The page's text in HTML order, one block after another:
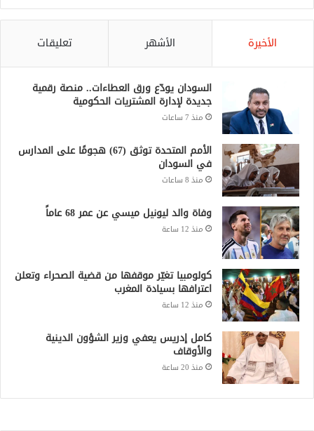
الأخيرة الأشهر تعليقات
السودان يودّع ورق العطاءات.. منصة رقمية
جديدة لإدارة المشتريات الحكومية
منذ 7 ساعات
الأمم المتحدة توثق (67) هجومًا على المدارس
في السودان
منذ 8 ساعات
وفاة والد ليونيل ميسي عن عمر 68 عاماً
منذ 12 ساعة
كولومبيا تغيّر موقفها من قضية الصحراء وتعلن
اعترافها بسيادة المغرب
منذ 12 ساعة
كامل إدريس يعفي وزير الشؤون الدينية
والأوقاف
منذ 20 ساعة